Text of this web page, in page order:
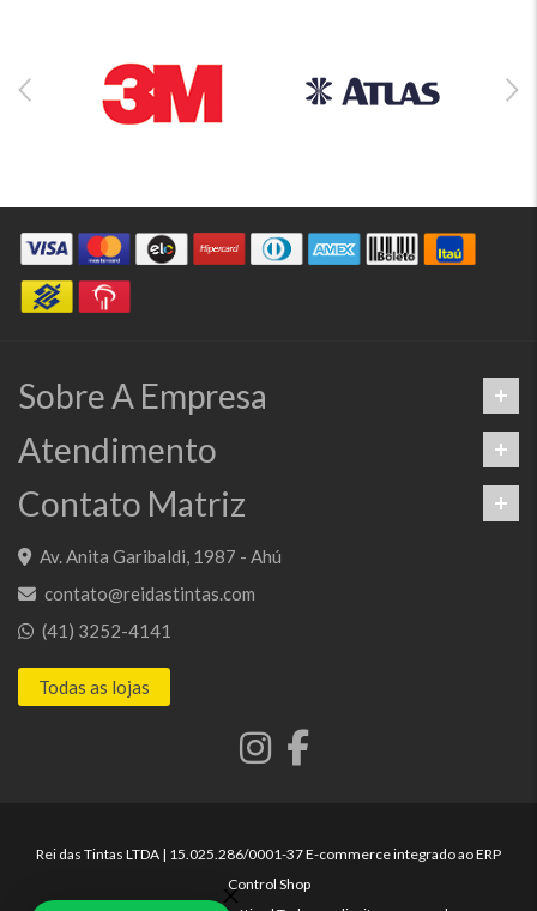
Sobre A Empresa
Atendimento
Contato Matriz
Av. Anita Garibaldi, 1987 - Ahú
contato@reidastintas.com
(41) 3252-4141
Todas as lojas
Rei das Tintas LTDA | 15.025.286/0001-37 E-commerce integrado ao ERP
Control Shop